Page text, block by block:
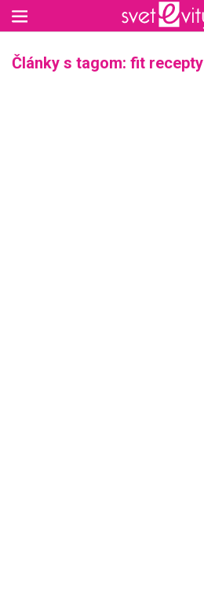
Články s tagom: fit recepty